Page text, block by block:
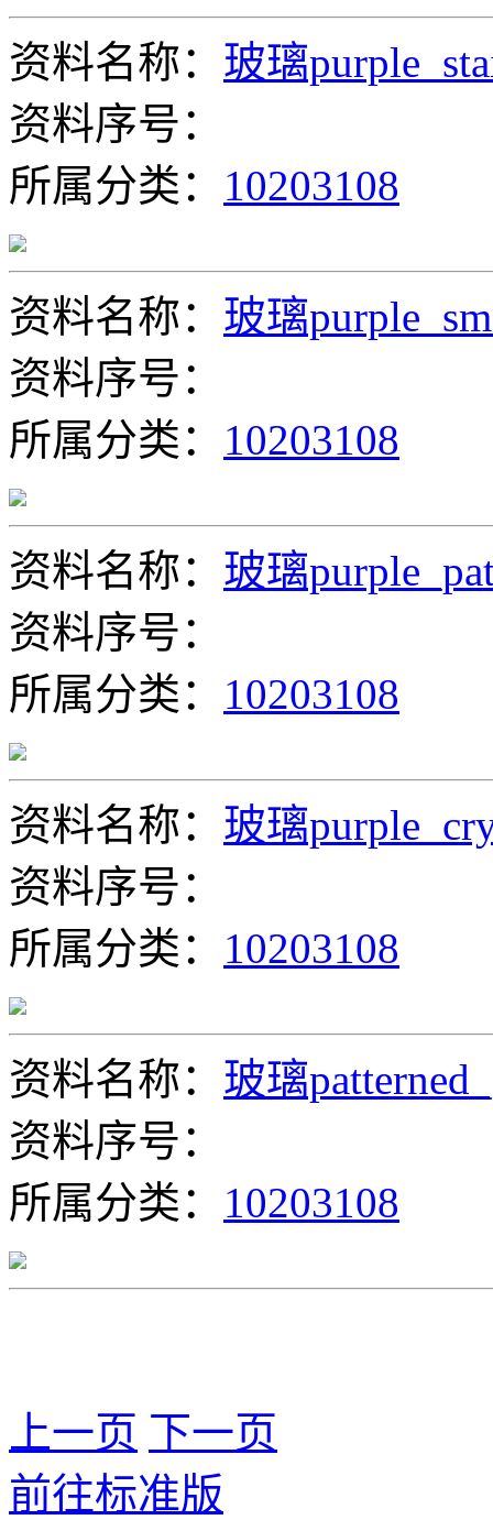
资料名称： 玻璃
资料序号：
所属分类： 10203108
资料名称： 玻璃
资料序号：
所属分类： 10203108
资料名称： 玻璃
资料序号：
所属分类： 10203108
资料名称： 玻璃
资料序号：
所属分类： 10203108
资料名称： 玻璃
资料序号：
所属分类： 10203108
上一页 下一页
前往标准版